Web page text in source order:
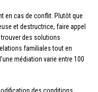
en cas de conflit. Plutôt que
et destructrice, faire appel
des solutions
familiales tout en
médiation varie entre 100